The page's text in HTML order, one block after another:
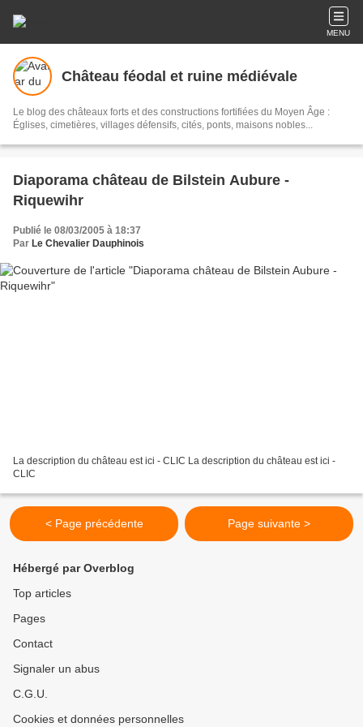
MENU
Château féodal et ruine médiévale
Le blog des châteaux forts et des constructions fortifiées du Moyen Âge :
Églises, cimetières, villages défensifs, cités, ponts, maisons nobles...
Diaporama château de Bilstein Aubure -
Riquewihr
Publié le 08/03/2005 à 18:37
Par Le Chevalier Dauphinois
La description du château est ici - CLIC La description du château est ici -
CLIC
< Page précédente Page suivante >
Hébergé par Overblog
Top articles
Pages
Contact
Signaler un abus
C.G.U.
Cookies et données personnelles